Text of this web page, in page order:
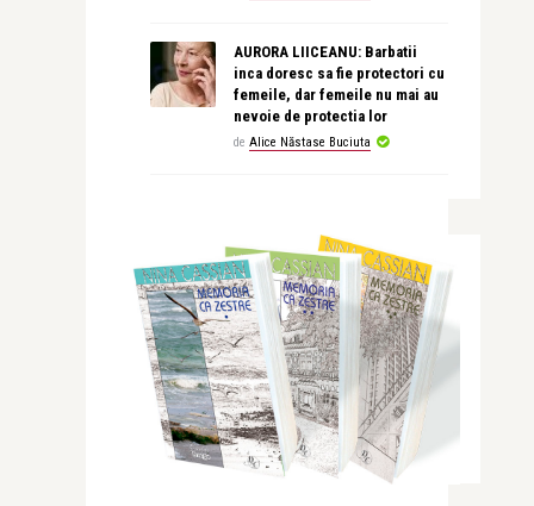
AURORA LIICEANU: Barbatii
inca doresc sa fie protectori cu
femeile, dar femeile nu mai au
nevoie de protectia lor
de Alice Năstase Buciuta